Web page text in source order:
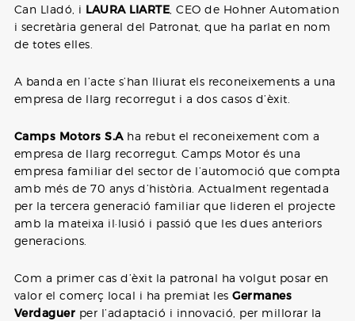
Can Lladó, i LAURA LIARTE , CEO de Hohner Automation
i secretària general del Patronat, que ha parlat en nom
de totes elles.
A banda en l’acte s’han lliurat els reconeixements a una
empresa de llarg recorregut i a dos casos d’èxit.
Camps Motors S.Aha rebut el reconeixement com a
empresa de llarg recorregut. Camps Motor és una
empresa familiar del sector de l’automoció que compta
amb més de 70 anys d’història. Actualment regentada
per la tercera generació familiar que lideren el projecte
amb la mateixa il·lusió i passió que les dues anteriors
generacions.
Com a primer cas d’èxit la patronal ha volgut posar en
valor el comerç local i ha premiat lesGermanes
Verdaguer per l’adaptació i innovació, per millorar la